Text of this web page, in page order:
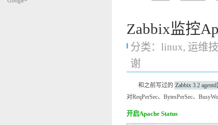
Zabbix监控
分类： linux, 运维
谢
和之前写过的 Zabbix 3.2
对ReqPerSec、BytesPerSec、
开启Apache Status